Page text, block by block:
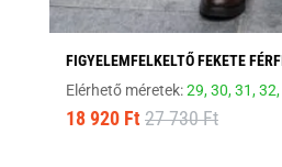
FIGYELEMFELKELTŐ FEKETE
Elérhető méretek:29,30,31,32,
18 920 Ft 27 730 Ft